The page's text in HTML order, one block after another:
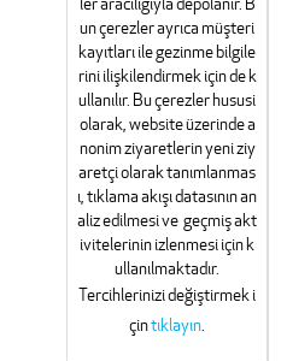
un çerezler ayrıca müşteri
kayıtları ile gezinme bilgile
rini ilişkilendirmek için de k
ullanılır. Bu çerezler hususi
olarak, website üzerinde a
nonim ziyaretlerin yeni ziy
aretçi olarak tanımlanmas
ı, tıklama akışı datasının an
aliz edilmesi ve geçmiş akt
ivitelerinin izlenmesi için k
ullanılmaktadır.
Tercihlerinizi değiştirmek i
çintıklayın.